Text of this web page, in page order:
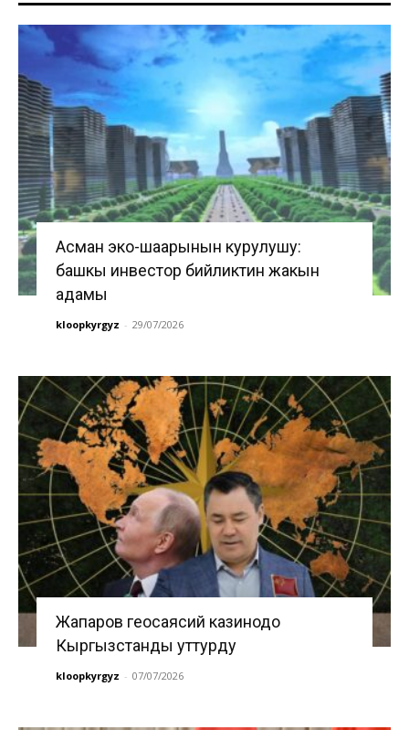
Асман эко-шаарынын курулушу:
башкы инвестор бийликтин жакын
адамы
kloopkyrgyz - 29/07/2026
Жапаров геосаясий казинодо
Кыргызстанды уттурду
kloopkyrgyz - 07/07/2026